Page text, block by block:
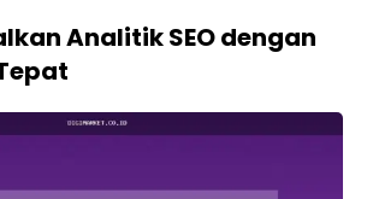
Analitik SEO dengan